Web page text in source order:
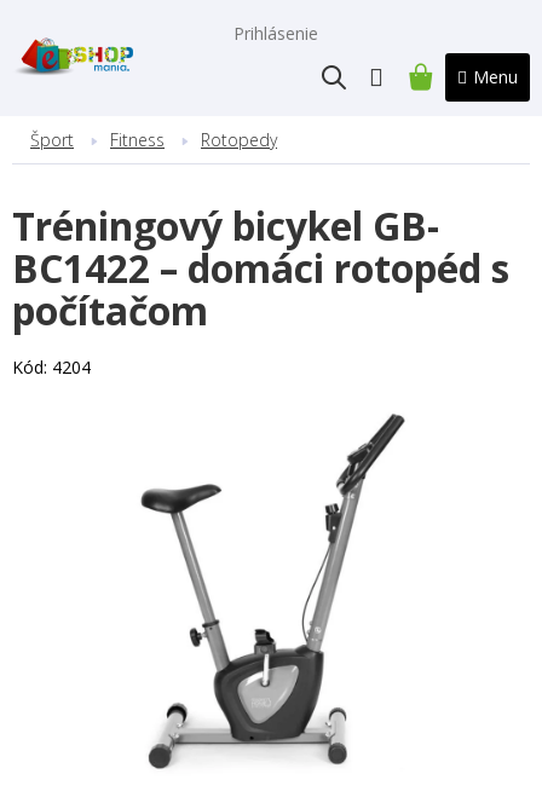
obsah
Prihlásenie
NÁKUPNÝ
Šport Fitness Rotopedy
Tréningový bicykel GB-
BC1422 – domáci rotopéd s
počítačom
Kód: 4204